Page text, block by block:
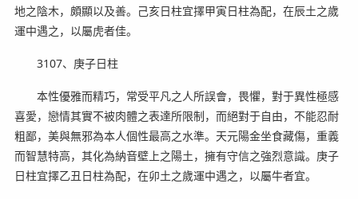
地之陰木，頗顯以及善。己亥日柱宜擇甲寅日柱為配，在辰土之歲
運中遇之，以屬虎者佳。
3107、庚子日柱
本性優雅而精巧，常受平凡之人所誤會，畏懼，對于異性極感
喜愛，戀情其實不被肉體之表達所限制，而絕對于自由，不能忍耐
粗鄙，美與無邪為本人個性最高之水準。天元陽金坐食藏傷，重義
而智慧特高，其化為納音壁上之陽土，擁有守信之強烈意識。庚子
日柱宜擇乙丑日柱為配，在卯土之歲運中遇之，以屬牛者宜。